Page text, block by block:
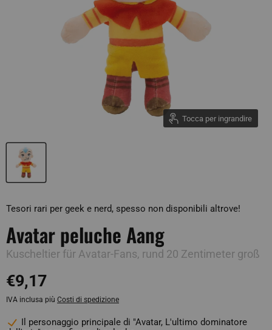
Tocca per ingrandire
Tesori rari per geek e nerd, spesso non disponibili altrove!
Avatar peluche Aang
Kuscheltier für Avatar-Fans, rund 20 Zentimeter groß
€9,17
IVA inclusa più Costi di spedizione
Il personaggio principale di "Avatar, L'ultimo dominatore